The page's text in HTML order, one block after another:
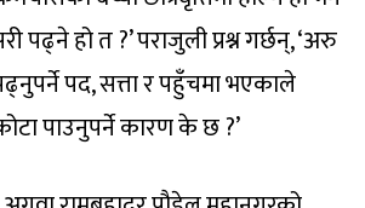
पढ्ने हो त ?’ पराजुली प्रश्न गर्छन्, ‘अरु
पद, सत्ता र पहुँचमा भएकाले
पाउनुपर्ने कारण के छ ?’